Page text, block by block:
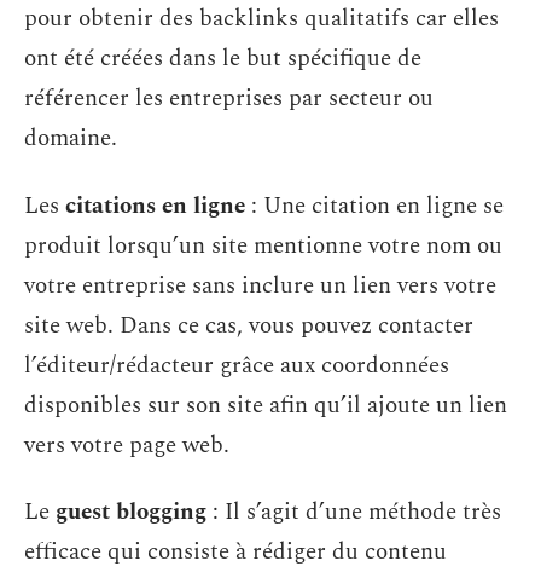
pour obtenir des backlinks qualitatifs car elles
ont été créées dans le but spécifique de
référencer les entreprises par secteur ou
domaine.
Les citations en ligne : Une citation en ligne se
produit lorsqu’un site mentionne votre nom ou
votre entreprise sans inclure un lien vers votre
site web. Dans ce cas, vous pouvez contacter
l’éditeur/rédacteur grâce aux coordonnées
disponibles sur son site afin qu’il ajoute un lien
vers votre page web.
Le guest blogging : Il s’agit d’une méthode très
efficace qui consiste à rédiger du contenu